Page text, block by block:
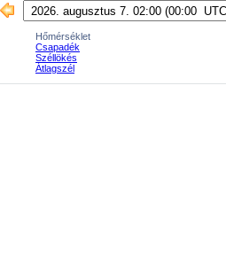
Hőmérséklet
Csapadék
Széllökés
Átlagszél